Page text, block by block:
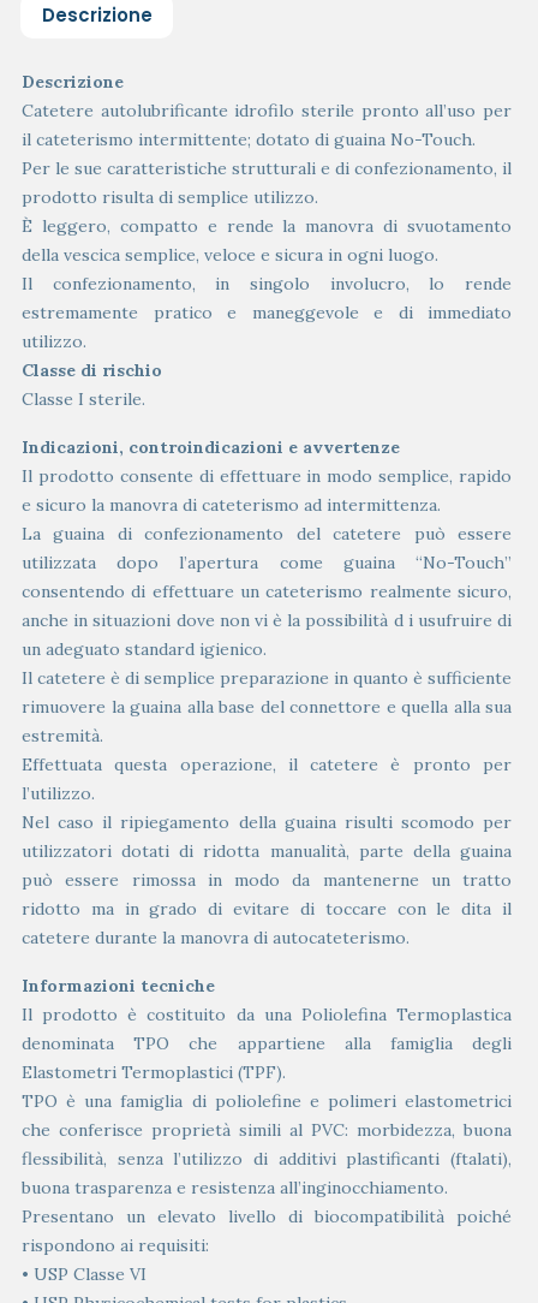
Descrizione
Descrizione
Catetere autolubrificante idrofilo sterile pronto all’uso per
il cateterismo intermittente; dotato di guaina No-Touch.
Per le sue caratteristiche strutturali e di confezionamento, il
prodotto risulta di semplice utilizzo.
È leggero, compatto e rende la manovra di svuotamento
della vescica semplice, veloce e sicura in ogni luogo.
Il confezionamento, in singolo involucro, lo rende
estremamente pratico e maneggevole e di immediato
utilizzo.
Classe di rischio
Classe I sterile.
Indicazioni, controindicazioni e avvertenze
Il prodotto consente di effettuare in modo semplice, rapido
e sicuro la manovra di cateterismo ad intermittenza.
La guaina di confezionamento del catetere può essere
utilizzata dopo l’apertura come guaina “No-Touch”
consentendo di effettuare un cateterismo realmente sicuro,
anche in situazioni dove non vi è la possibilità d i usufruire di
un adeguato standard igienico.
Il catetere è di semplice preparazione in quanto è sufficiente
rimuovere la guaina alla base del connettore e quella alla sua
estremità.
Effettuata questa operazione, il catetere è pronto per
l’utilizzo.
Nel caso il ripiegamento della guaina risulti scomodo per
utilizzatori dotati di ridotta manualità, parte della guaina
può essere rimossa in modo da mantenerne un tratto
ridotto ma in grado di evitare di toccare con le dita il
catetere durante la manovra di autocateterismo.
Informazioni tecniche
Il prodotto è costituito da una Poliolefina Termoplastica
denominata TPO che appartiene alla famiglia degli
Elastometri Termoplastici (TPF).
TPO è una famiglia di poliolefine e polimeri elastometrici
che conferisce proprietà simili al PVC: morbidezza, buona
flessibilità, senza l’utilizzo di additivi plastificanti (ftalati),
buona trasparenza e resistenza all’inginocchiamento.
Presentano un elevato livello di biocompatibilità poiché
rispondono ai requisiti:
• USP Classe VI